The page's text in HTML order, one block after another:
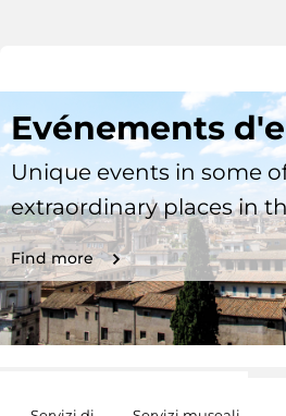
Evénements
Unique events in some
extraordinary places in
Find more